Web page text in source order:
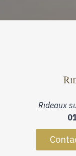
Rideaux